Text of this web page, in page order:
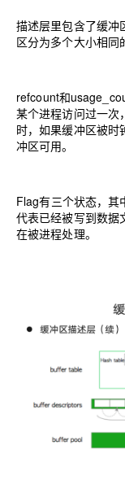
描述层里包含了缓冲
区分为多个大小相同
refcount和
某个进程访问过一
时，如果缓冲区被
冲区可用。
Flag有三个状态，
代表已经被写到数据
在被进程处理。